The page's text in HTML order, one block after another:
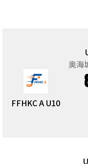
奥海
FFHKC A U10